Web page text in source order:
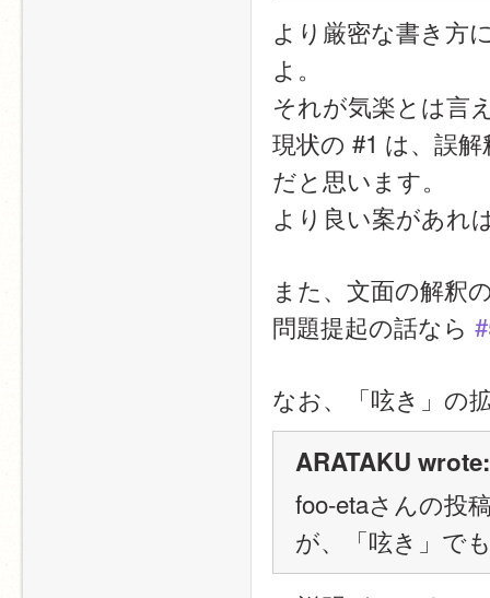
より厳密な書き方
よ。
それが気楽とは言
現状の #1 は、誤
だと思います。
より良い案があれ
また、文面の解釈
問題提起の話なら
なお、「呟き」の
ARATAKU wrote:
foo-etaさんの投
が、「呟き」で